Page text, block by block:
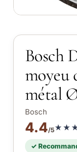
Bosch
moyeu
métal
Bosch
4.4/5
✓